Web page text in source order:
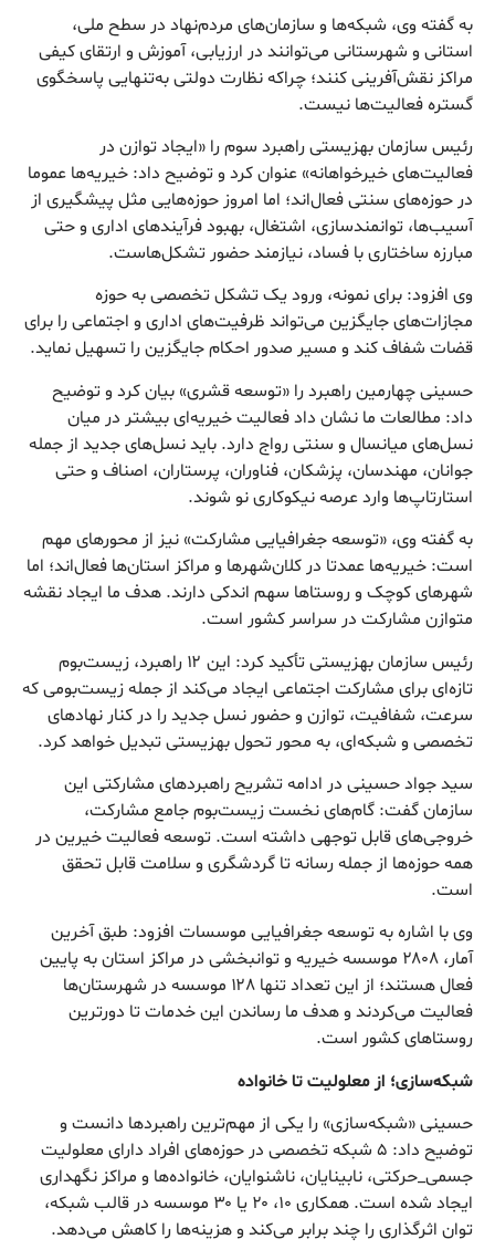
به گفته وی، شبکه‌ها و سازمان‌های مردم‌نهاد در سطح ملی،
استانی و شهرستانی می‌توانند در ارزیابی، آموزش و ارتقای کیفی
مراکز نقش‌آفرینی کنند؛ چراکه نظارت دولتی به‌تنهایی پاسخگوی
گستره فعالیت‌ها نیست.
رئیس سازمان بهزیستی راهبرد سوم را «ایجاد توازن در
فعالیت‌های خیرخواهانه» عنوان کرد و توضیح داد: خیریه‌ها عموما
در حوزه‌های سنتی فعال‌اند؛ اما امروز حوزه‌هایی مثل پیشگیری از
آسیب‌ها، توانمندسازی، اشتغال، بهبود فرآیندهای اداری و حتی
مبارزه ساختاری با فساد، نیازمند حضور تشکل‌هاست.
وی افزود: برای نمونه، ورود یک تشکل تخصصی به حوزه
مجازات‌های جایگزین می‌تواند ظرفیت‌های اداری و اجتماعی را برای
قضات شفاف کند و مسیر صدور احکام جایگزین را تسهیل نماید.
حسینی چهارمین راهبرد را «توسعه قشری» بیان کرد و توضیح
داد: مطالعات ما نشان داد فعالیت خیریه‌ای بیشتر در میان
نسل‌های میانسال و سنتی رواج دارد. باید نسل‌های جدید از جمله
جوانان، مهندسان، پزشکان، فناوران، پرستاران، اصناف و حتی
استارتاپ‌ها وارد عرصه نیکوکاری نو شوند.
به گفته وی، «توسعه جغرافیایی مشارکت» نیز از محورهای مهم
است: خیریه‌ها عمدتا در کلان‌شهرها و مراکز استان‌ها فعال‌اند؛ اما
شهرهای کوچک و روستاها سهم اندکی دارند. هدف ما ایجاد نقشه
متوازن مشارکت در سراسر کشور است.
رئیس سازمان بهزیستی تأکید کرد: این ۱۲ راهبرد، زیست‌بوم
تازه‌ای برای مشارکت اجتماعی ایجاد می‌کند از جمله زیست‌بومی که
سرعت، شفافیت، توازن و حضور نسل جدید را در کنار نهادهای
تخصصی و شبکه‌ای، به محور تحول بهزیستی تبدیل خواهد کرد.
سید جواد حسینی در ادامه تشریح راهبردهای مشارکتی این
سازمان گفت: گام‌های نخست زیست‌بوم جامع مشارکت،
خروجی‌های قابل توجهی داشته است. توسعه فعالیت خیرین در
همه حوزه‌ها از جمله رسانه تا گردشگری و سلامت قابل تحقق
است.
وی با اشاره به توسعه جغرافیایی موسسات افزود: طبق آخرین
آمار، ۲۸۰۸ موسسه خیریه و توانبخشی در مراکز استان به پایین
فعال هستند؛ از این تعداد تنها ۱۲۸ موسسه در شهرستان‌ها
فعالیت می‌کردند و هدف ما رساندن این خدمات تا دورترین
روستاهای کشور است.
شبکه‌سازی؛ از معلولیت تا خانواده
حسینی «شبکه‌سازی» را یکی از مهم‌ترین راهبردها دانست و
توضیح داد: ۵ شبکه تخصصی در حوزه‌های افراد دارای معلولیت
جسمی_حرکتی، نابینایان، ناشنوایان، خانواده‌ها و مراکز نگهداری
ایجاد شده است. همکاری ۱۰، ۲۰ یا ۳۰ موسسه در قالب شبکه،
توان اثرگذاری را چند برابر می‌کند و هزینه‌ها را کاهش می‌دهد.